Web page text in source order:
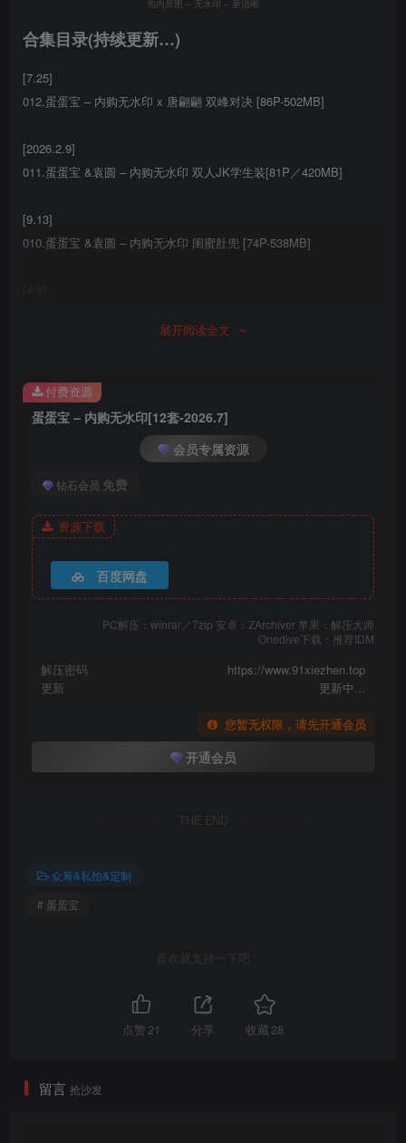
包内原图 – 无水印 – 更清晰
合集目录(持续更新…)
[7.25]
012.蛋蛋宝 – 内购无水印 x 唐翩翩 双峰对决 [86P-502MB]
[2026.2.9]
011.蛋蛋宝 &袁圆 – 内购无水印 双人JK学生装[81P／420MB]
[9.13]
010.蛋蛋宝 &袁圆 – 内购无水印 闺蜜肚兜 [74P-538MB]
008.蛋蛋宝 – 内购无水印 性感水钻比基尼[67P／473MB]
007.蛋蛋宝 – 内购无水印 新娘秀禾服[89P／128MB]
006.蛋蛋宝 – 内购无水印 红裙女茶[67P／1.72GB]
[3.12]
005.蛋蛋宝 – 内购无水印 娇媚夜玫瑰[77P／591MB]
004.蛋蛋宝 – 内购无水印 性感白色T恤 [97P-457MB]
003.蛋蛋宝 – 内购无水印 NO.9570 护士[80P-477.4M]
001.蛋蛋宝 – 内购无水印 NO.8870 JK辣妹[86P-437.1M]
展开阅读全文
蛋蛋宝 – 内购无水印[12套-2026.7]
会员专属资源
钻石会员 免费
资源下载
百度网盘
PC解压：winrar／7zip 安卓：ZArchiver 苹果：解压大师
Onedive下载：推荐IDM
解压密码
https://www.91xiezhen.top
更新
更新中...
您暂无权限，请先开通会员
开通会员
付费资源
THE END
众筹&私拍&定制
# 蛋蛋宝
喜欢就支持一下吧
点赞21 分享 收藏28
留言 抢沙发